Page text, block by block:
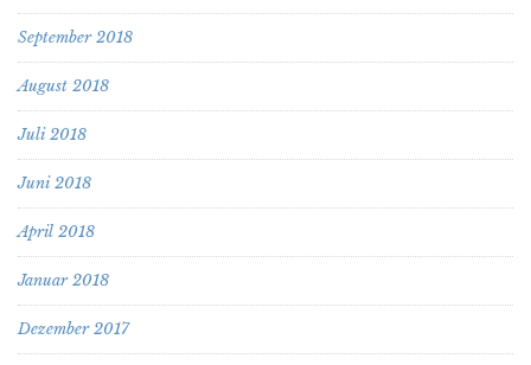
September 2018
August 2018
Juli 2018
Juni 2018
April 2018
Januar 2018
Dezember 2017